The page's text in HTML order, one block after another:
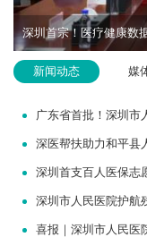
新闻动态 媒
广东省首批！深圳市
深医帮扶助力和平县
深圳首支百人医保志
深圳市人民医院护航